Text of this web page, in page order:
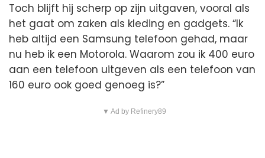
Toch blijft hij scherp op zijn uitgaven, vooral als
het gaat om zaken als kleding en gadgets. “Ik
heb altijd een Samsung telefoon gehad, maar
nu heb ik een Motorola. Waarom zou ik 400 euro
aan een telefoon uitgeven als een telefoon van
160 euro ook goed genoeg is?”
▼ Ad by Refinery89